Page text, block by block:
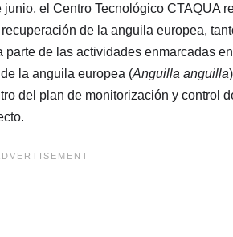
el Centro Tecnológico CTAQUA
de la anguila europea,
de las actividades enmarcadas
la anguila europea (Anguilla anguilla
del plan de monitorización y control